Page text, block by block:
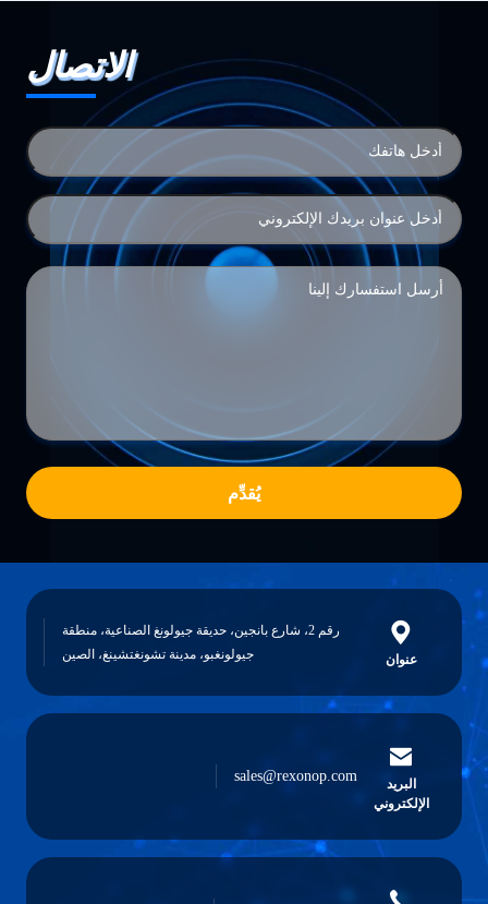
الاتصال
يُقدِّم
عنوان
رقم 2، شارع بانجين، حديقة جيولونغ الصناعية، منطقة
جيولونغبو، مدينة تشونغتشينغ، الصين
البريد
الإلكتروني
sales@rexonop.com